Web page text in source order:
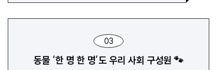
03
동물 ‘한 명 한 명’도 우리 사회 구성원 🐾